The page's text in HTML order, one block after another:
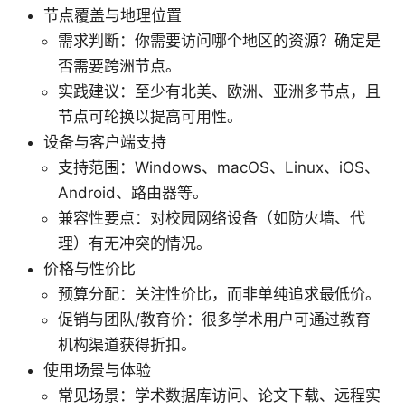
节点覆盖与地理位置
需求判断：你需要访问哪个地区的资源？确定是
否需要跨洲节点。
实践建议：至少有北美、欧洲、亚洲多节点，且
节点可轮换以提高可用性。
设备与客户端支持
支持范围：Windows、macOS、Linux、iOS、
Android、路由器等。
兼容性要点：对校园网络设备（如防火墙、代
理）有无冲突的情况。
价格与性价比
预算分配：关注性价比，而非单纯追求最低价。
促销与团队/教育价：很多学术用户可通过教育
机构渠道获得折扣。
使用场景与体验
常见场景：学术数据库访问、论文下载、远程实